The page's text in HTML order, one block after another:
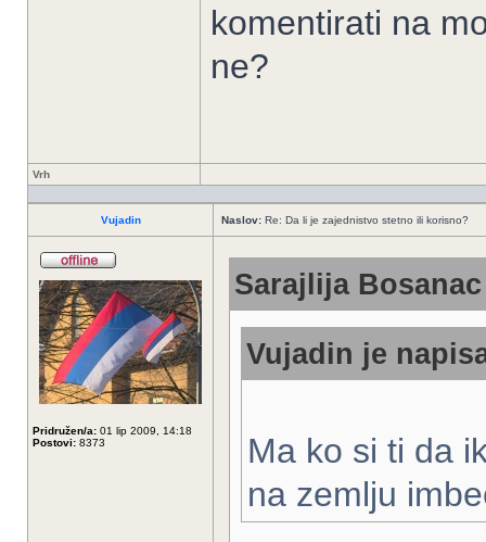
komentirati na
ne?
Vrh
Vujadin Naslov: Re: Da li je zajednistvo stetno ili korisno?
Pridružen/a: 01 lip 2009, 14:18
Postovi: 8373
Sarajlija
Vujadin je
Ma ko si ti da
na zemlju